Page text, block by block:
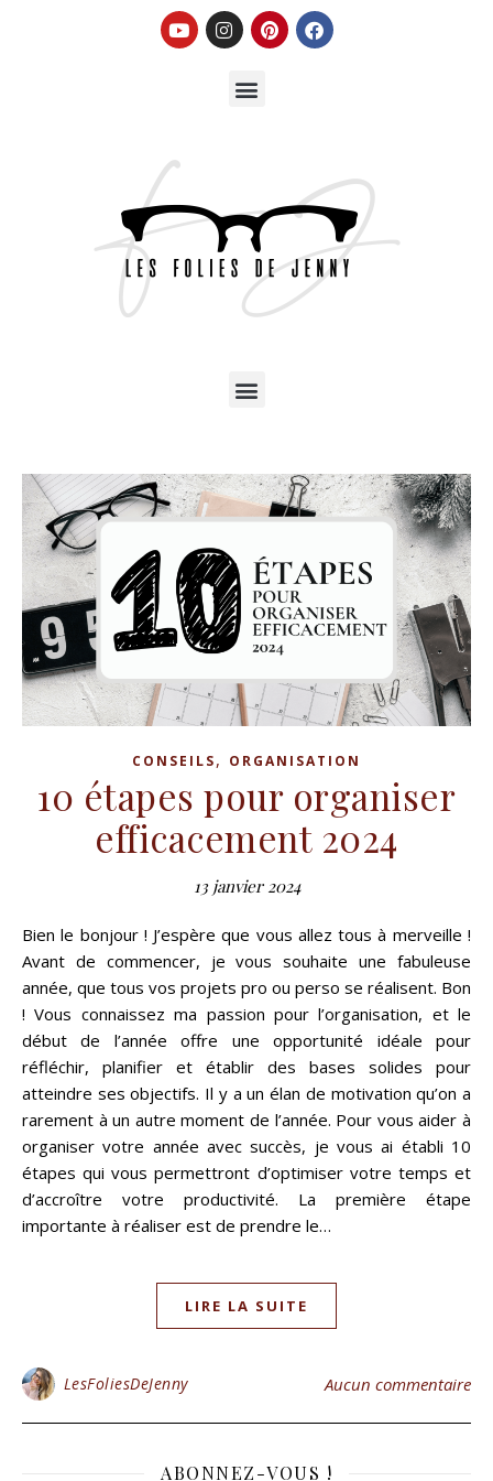
CONSEILS, ORGANISATION
10 étapes pour organiser
efficacement 2024
13 janvier 2024
Bien le bonjour ! J’espère que vous allez tous à merveille !
Avant de commencer, je vous souhaite une fabuleuse
année, que tous vos projets pro ou perso se réalisent. Bon
! Vous connaissez ma passion pour l’organisation, et le
début de l’année offre une opportunité idéale pour
réfléchir, planifier et établir des bases solides pour
atteindre ses objectifs. Il y a un élan de motivation qu’on a
rarement à un autre moment de l’année. Pour vous aider à
organiser votre année avec succès, je vous ai établi 10
étapes qui vous permettront d’optimiser votre temps et
d’accroître votre productivité. La première étape
importante à réaliser est de prendre le…
LIRE LA SUITE
LesFoliesDeJenny Aucun commentaire
ABONNEZ-VOUS !